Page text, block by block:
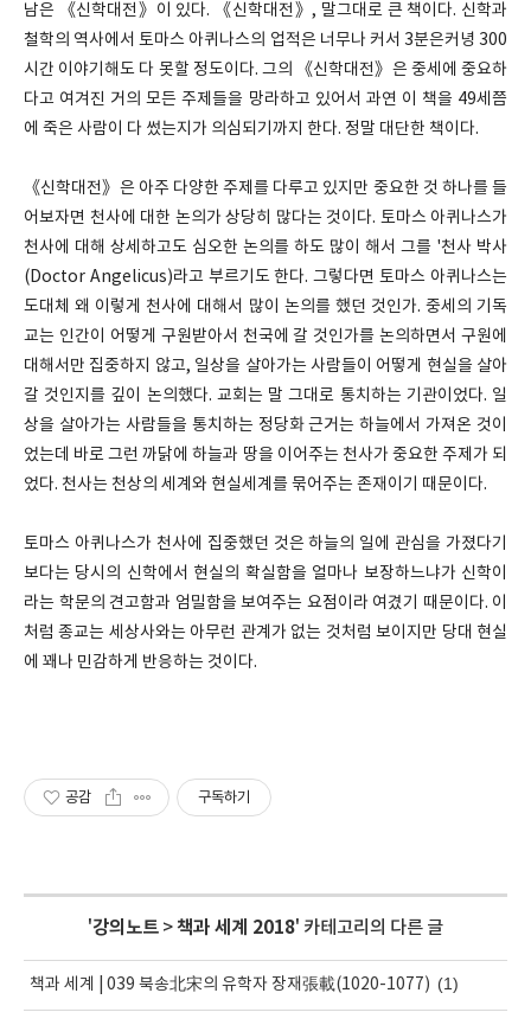
남은 《신학대전》이 있다. 《신학대전》, 말그대로 큰 책이다. 신학과
철학의 역사에서 토마스 아퀴나스의 업적은 너무나 커서 3분은커녕 300
시간 이야기해도 다 못할 정도이다. 그의 《신학대전》은 중세에 중요하
다고 여겨진 거의 모든 주제들을 망라하고 있어서 과연 이 책을 49세쯤
에 죽은 사람이 다 썼는지가 의심되기까지 한다. 정말 대단한 책이다.
《신학대전》은 아주 다양한 주제를 다루고 있지만 중요한 것 하나를 들
어보자면 천사에 대한 논의가 상당히 많다는 것이다. 토마스 아퀴나스가
천사에 대해 상세하고도 심오한 논의를 하도 많이 해서 그를 '천사 박사
(Doctor Angelicus)라고 부르기도 한다. 그렇다면 토마스 아퀴나스는
도대체 왜 이렇게 천사에 대해서 많이 논의를 했던 것인가. 중세의 기독
교는 인간이 어떻게 구원받아서 천국에 갈 것인가를 논의하면서 구원에
대해서만 집중하지 않고, 일상을 살아가는 사람들이 어떻게 현실을 살아
갈 것인지를 깊이 논의했다. 교회는 말 그대로 통치하는 기관이었다. 일
상을 살아가는 사람들을 통치하는 정당화 근거는 하늘에서 가져온 것이
었는데 바로 그런 까닭에 하늘과 땅을 이어주는 천사가 중요한 주제가 되
었다. 천사는 천상의 세계와 현실세계를 묶어주는 존재이기 때문이다.
토마스 아퀴나스가 천사에 집중했던 것은 하늘의 일에 관심을 가졌다기
보다는 당시의 신학에서 현실의 확실함을 얼마나 보장하느냐가 신학이
라는 학문의 견고함과 엄밀함을 보여주는 요점이라 여겼기 때문이다. 이
처럼 종교는 세상사와는 아무런 관계가 없는 것처럼 보이지만 당대 현실
에 꽤나 민감하게 반응하는 것이다.
공감 구독하기
'강의노트 >책과 세계 2018' 카테고리의 다른 글
책과 세계 | 039 북송北宋의 유학자 장재張載(1020-1077) (1)